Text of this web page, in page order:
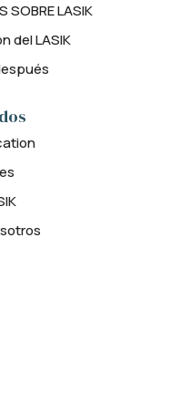
SOBRE LASIK
del LASIK